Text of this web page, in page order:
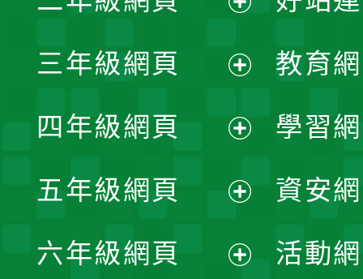
開
選
單
開
選
單
三年級網頁
開
選
單
四年級網頁
開
選
五年級網頁
六年級網頁
教育
學習
資安
活動